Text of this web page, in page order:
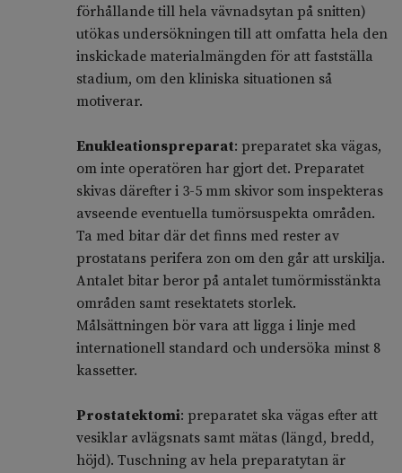
förhållande till hela vävnadsytan på snitten)
utökas undersökningen till att omfatta hela den
inskickade materialmängden för att fastställa
stadium, om den kliniska situationen så
motiverar.
Enukleationspreparat: preparatet ska vägas,
om inte operatören har gjort det. Preparatet
skivas därefter i 3-5 mm skivor som inspekteras
avseende eventuella tumörsuspekta områden.
Ta med bitar där det finns med rester av
prostatans perifera zon om den går att urskilja.
Antalet bitar beror på antalet tumörmisstänkta
områden samt resektatets storlek.
Målsättningen bör vara att ligga i linje med
internationell standard och undersöka minst 8
kassetter.
Prostatektomi: preparatet ska vägas efter att
vesiklar avlägsnats samt mätas (längd, bredd,
höjd). Tuschning av hela preparatytan är